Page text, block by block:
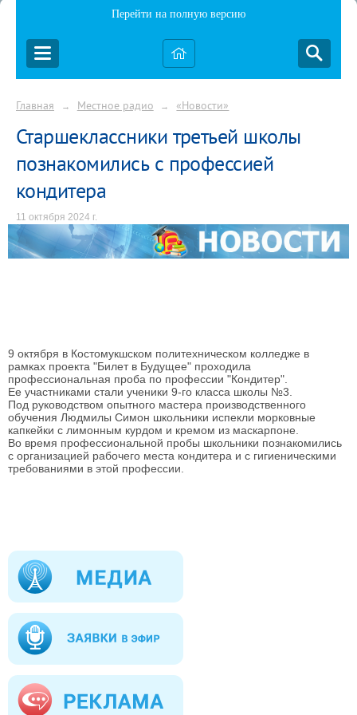
Перейти на полную версию
Главная → Местное радио → «Новости»
Старшеклассники третьей школы
познакомились с профессией
кондитера
11 октября 2024 г.
9 октября в Костомукшском политехническом колледже в
рамках проекта "Билет в Будущее" проходила
профессиональная проба по профессии "Кондитер".
Ее участниками стали ученики 9-го класса школы №3.
Под руководством опытного мастера производственного
обучения Людмилы Симон школьники испекли морковные
капкейки с лимонным курдом и кремом из маскарпоне.
Во время профессиональной пробы школьники познакомились
с организацией рабочего места кондитера и с гигиеническими
требованиями в этой профессии.